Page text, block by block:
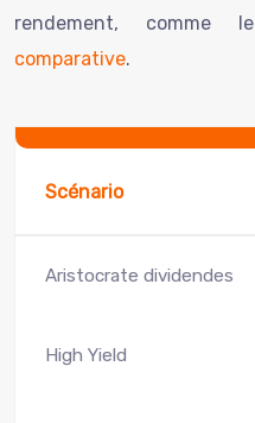
rendement,
comparative.
Scénario
Aristocrate dividendes
High Yield